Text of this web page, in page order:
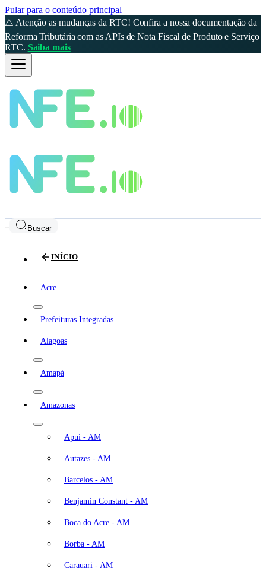
Pular para o conteúdo principal
⚠️ Atenção as mudanças da RTC! Confira a nossa documentação da
Reforma Tributária com as APIs de Nota Fiscal de Produto e Serviço
RTC. Saiba mais
Buscar
INÍCIO
Acre
Prefeituras Integradas
Alagoas
Amapá
Amazonas
Apuí - AM
Autazes - AM
Barcelos - AM
Benjamin Constant - AM
Boca do Acre - AM
Borba - AM
Carauari - AM